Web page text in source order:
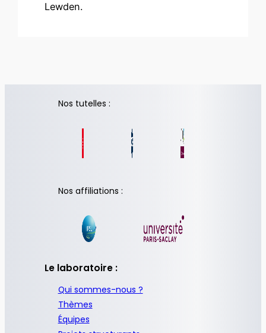
Lewden.
Nos tutelles :
Nos affiliations :
Le laboratoire :
Qui sommes-nous ?
Thèmes
Équipes